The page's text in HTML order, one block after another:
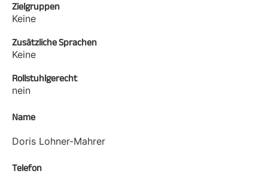
Zielgruppen
Keine
Zusätzliche Sprachen
Keine
Rollstuhlgerecht
nein
Name
Doris Lohner-Mahrer
Telefon